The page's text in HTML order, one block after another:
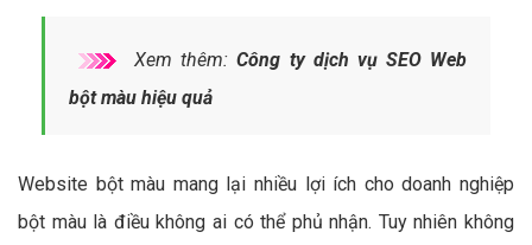
Xem thêm:Công ty dịch vụ SEO Web
bột màu hiệu quả
Website bột màu mang lại nhiều lợi ích cho doanh nghiệp
bột màu là điều không ai có thể phủ nhận. Tuy nhiên không